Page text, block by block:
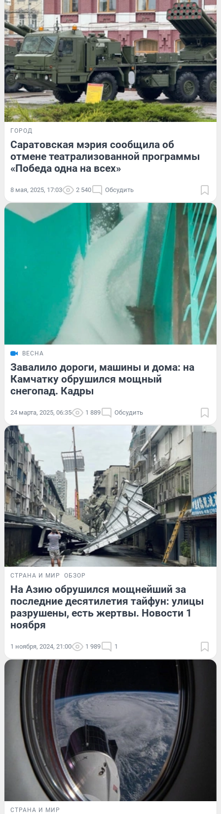
ГОРОД
Саратовская мэрия сообщила об
отмене театрализованной программы
«Победа одна на всех»
8 мая, 2025, 17:03 2 540 Обсудить
ВЕСНА
Завалило дороги, машины и дома: на
Камчатку обрушился мощный
снегопад. Кадры
24 марта, 2025, 06:35 1 889 Обсудить
СТРАНА И МИР ОБЗОР
На Азию обрушился мощнейший за
последние десятилетия тайфун: улицы
разрушены, есть жертвы. Новости 1
ноября
1 ноября, 2024, 21:00 1 989 1
СТРАНА И МИР